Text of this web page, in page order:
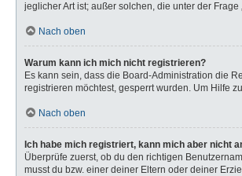
jeglicher Art ist; außer solchen, die unter der
Nach oben
Warum kann ich mich nicht registrieren?
Es kann sein, dass die Board-Administration die
registrieren möchtest, gesperrt wurden. Um Hilfe
Nach oben
Ich habe mich registriert, kann mich aber nicht
Überprüfe zuerst, ob du den richtigen
musst du bzw. einer deiner Eltern oder deiner